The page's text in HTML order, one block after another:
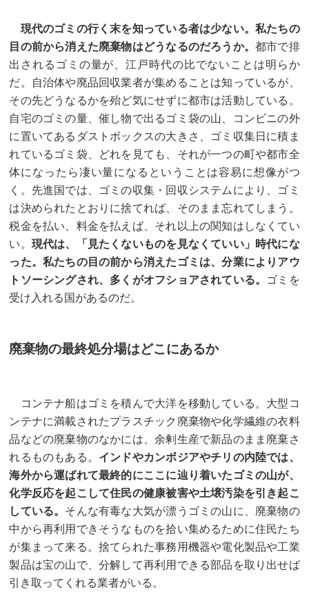
現代のゴミの行く末を知っている者は少ない。私たちの
目の前から消えた廃棄物はどうなるのだろうか。 都市で排
出されるゴミの量が、江戸時代の比でないことは明らか
だ。自治体や廃品回収業者が集めることは知っているが、
その先どうなるかを殆ど気にせずに都市は活動している。
自宅のゴミの量、催し物で出るゴミ袋の山、コンビニの外
に置いてあるダストボックスの大きさ、ゴミ収集日に積ま
れているゴミ袋、どれを見ても、それが一つの町や都市全
体になったら凄い量になるということは容易に想像がつ
く。先進国では、ゴミの収集・回収システムにより、ゴミ
は決められたとおりに捨てれば、そのまま忘れてしまう。
税金を払い、料金を払えば、それ以上の関知はしなくてい
い。 現代は、「見たくないものを見なくていい」時代にな
った。私たちの目の前から消えたゴミは、分業によりアウ
トソーシングされ、多くがオフショアされている。
ゴミを
受け入れる国があるのだ。
廃棄物の最終処分場はどこにあるか
コンテナ船はゴミを積んで大洋を移動している。大型コ
ンテナに満載されたプラスチック廃棄物や化学繊維の衣料
品などの廃棄物のなかには、余剰生産で新品のまま廃棄さ
れるものもある。 インドやカンボジアやチリの内陸では、
海外から運ばれて最終的にここに辿り着いたゴミの山が、
化学反応を起こして住民の健康被害や土壌汚染を引き起こ
している。 そんな有毒な大気が漂うゴミの山に、廃棄物の
中から再利用できそうなものを拾い集めるために住民たち
が集まって来る。捨てられた事務用機器や電化製品や工業
製品は宝の山で、分解して再利用できる部品を取り出せば
引き取ってくれる業者がいる。